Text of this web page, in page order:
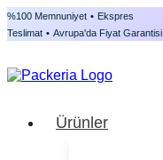
%100 Memnuniyet • Ekspres
Teslimat • Avrupa'da Fiyat Garantisi
Ürünler